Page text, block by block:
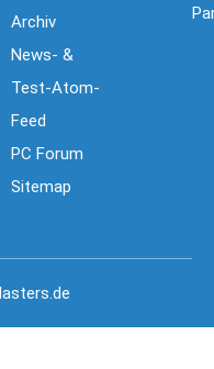
Archiv
News- &
Test-Atom-
Feed
PC Forum
Sitemap